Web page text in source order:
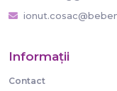
Informaţii
Contact